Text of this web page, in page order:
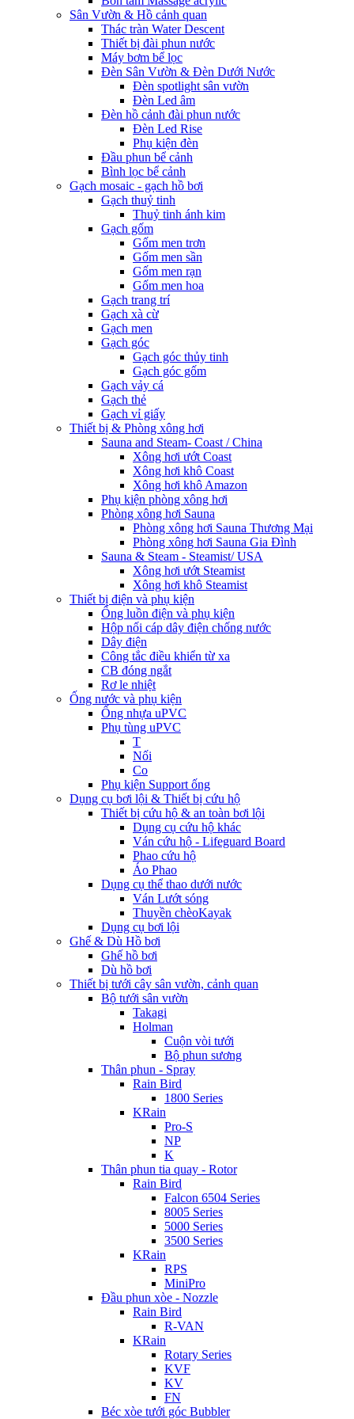
Sân Vườn & Hồ cảnh quan
Thác tràn Water Descent
Thiết bị đài phun nước
Máy bơm bể lọc
Đèn Sân Vườn & Đèn Dưới Nước
Đèn spotlight sân vườn
Đèn Led âm
Đèn hồ cảnh đài phun nước
Đèn Led Rise
Phụ kiện đèn
Đầu phun bể cảnh
Bình lọc bể cảnh
Gạch mosaic - gạch hồ bơi
Gạch thuỷ tinh
Thuỷ tinh ánh kim
Gạch gốm
Gốm men trơn
Gốm men sần
Gốm men rạn
Gốm men hoa
Gạch trang trí
Gạch xà cừ
Gạch men
Gạch góc
Gạch góc thủy tinh
Gạch góc gốm
Gạch vảy cá
Gạch thẻ
Gạch vỉ giấy
Thiết bị & Phòng xông hơi
Sauna and Steam- Coast / China
Xông hơi ướt Coast
Xông hơi khô Coast
Xông hơi khô Amazon
Phụ kiện phòng xông hơi
Phòng xông hơi Sauna
Phòng xông hơi Sauna Thương Mại
Phòng xông hơi Sauna Gia Đình
Sauna & Steam - Steamist/ USA
Xông hơi ướt Steamist
Xông hơi khô Steamist
Thiết bị điện và phụ kiện
Ống luồn điện và phụ kiện
Hộp nối cáp dây điện chống nước
Dây điện
Công tắc điều khiển từ xa
CB đóng ngắt
Rơ le nhiệt
Ống nước và phụ kiện
Ống nhựa uPVC
Phụ tùng uPVC
T
Nối
Co
Phụ kiện Support ống
Dụng cụ bơi lội & Thiết bị cứu hộ
Thiết bị cứu hộ & an toàn bơi lội
Dụng cụ cứu hộ khác
Ván cứu hộ - Lifeguard Board
Phao cứu hộ
Áo Phao
Dụng cụ thể thao dưới nước
Ván Lướt sóng
Thuyền chèoKayak
Dụng cụ bơi lội
Ghế & Dù Hồ bơi
Ghế hồ bơi
Dù hồ bơi
Thiết bị tưới cây sân vườn, cảnh quan
Bộ tưới sân vườn
Takagi
Holman
Cuộn vòi tưới
Bộ phun sương
Thân phun - Spray
Rain Bird
1800 Series
KRain
Pro-S
NP
K
Thân phun tia quay - Rotor
Rain Bird
Falcon 6504 Series
8005 Series
5000 Series
3500 Series
KRain
RPS
MiniPro
Đầu phun xòe - Nozzle
Rain Bird
R-VAN
KRain
Rotary Series
KVF
KV
FN
Béc xòe tưới góc Bubbler